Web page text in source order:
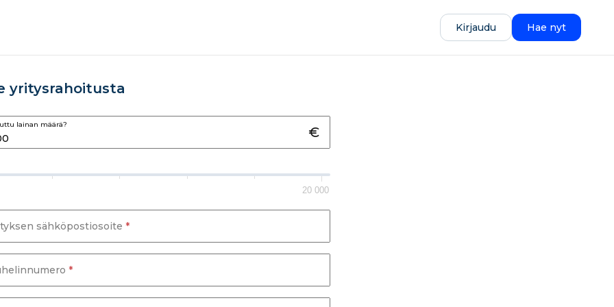
Kirjaudu Hae nyt
yritysrahoitusta
20 000
lainan määrä?
sähköpostiosoite *
*